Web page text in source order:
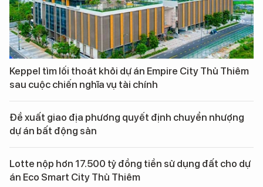
Keppel tìm lối thoát khỏi dự án Empire City Thủ Thiêm
sau cuộc chiến nghĩa vụ tài chính
Đề xuất giao địa phương quyết định chuyển nhượng
dự án bất động sản
Lotte nộp hơn 17.500 tỷ đồng tiền sử dụng đất cho dự
án Eco Smart City Thủ Thiêm